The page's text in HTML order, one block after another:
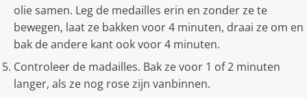
olie samen. Leg de medailles erin en zonder ze te
bewegen, laat ze bakken voor 4 minuten, draai ze om en
bak de andere kant ook voor 4 minuten.
Controleer de madailles. Bak ze voor 1 of 2 minuten
langer, als ze nog rose zijn vanbinnen.